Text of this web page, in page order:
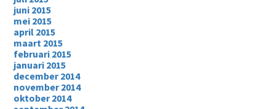
juni 2015
mei 2015
april 2015
maart 2015
februari 2015
januari 2015
december 2014
november 2014
oktober 2014